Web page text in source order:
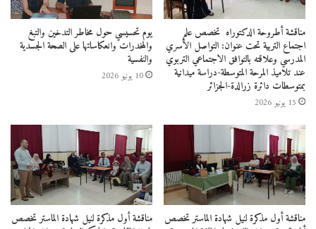
تقديم البروفيسور
فروق يعلى تخصص
علم الإجتماع بجامعة
محمد لمين دباغين
بسطيف 02 ،كان
الهدف من الندوة هو
مناقشة أطروحة الدكتوراه تخصص علم
اجتماع التربية تحت عنوان: التواصل الأسري
المدرسي وعلاقته بالتوافق الاجتماعي التربوي
عند تلاميذ المرحة المتوسطة-دراسة ميدانية
بمتوسطات دائرة زرالدة-الجزائر
15 يونيو 2026
يوم تحسيسي حول مخاطر التدخين والتبغ
والمخدرات وانعكاساتها على الصحة الجسدية
والنفسية
10 يونيو 2026
مناقشة أول مذكرة لنيل شهادة الماستر تخصص مناقشة أول مذكرة لنيل شهادة الماستر تخصص